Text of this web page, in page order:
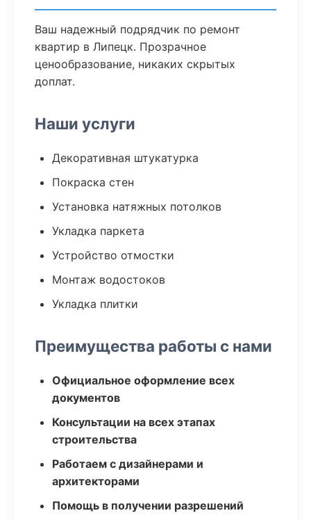
Ваш надежный подрядчик по ремонт
квартир в Липецк. Прозрачное
ценообразование, никаких скрытых
доплат.
Наши услуги
Декоративная штукатурка
Покраска стен
Установка натяжных потолков
Укладка паркета
Устройство отмостки
Монтаж водостоков
Укладка плитки
Преимущества работы с нами
Официальное оформление всех
документов
Консультации на всех этапах
строительства
Работаем с дизайнерами и
архитекторами
Помощь в получении разрешений